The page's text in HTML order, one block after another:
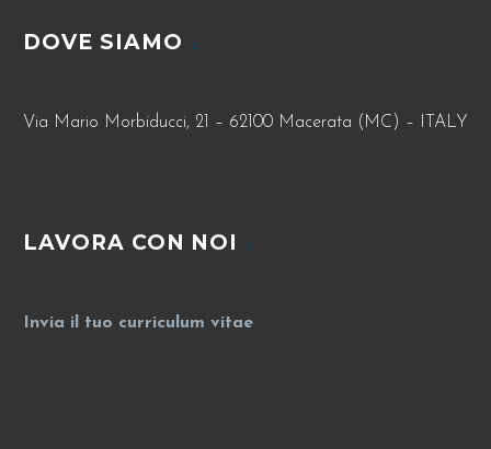
DOVE SIAMO
Via Mario Morbiducci, 21 – 62100 Macerata (MC) – ITALY
LAVORA CON NOI
Invia il tuo curriculum vitae